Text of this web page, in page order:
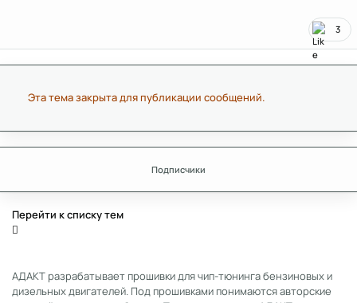
3
Эта тема закрыта для публикации сообщений.
Подписчики
Перейти к списку тем
АДАКТ разрабатывает прошивки для чип-тюнинга бензиновых и
дизельных двигателей. Под прошивками понимаются авторские